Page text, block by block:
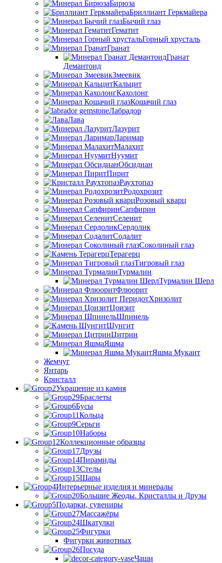
Бирюза
Бриллиант Геркмайера
Бычий глаз
Гематит
Горный хрусталь
Гранат
Гранат
Демантоид
Змеевик
Кальцит
Кахолонг
Кошачий глаз
Лабрадор
Лава
Лазурит
Ларимар
Малахит
Нуумит
Обсидиан
Пирит
Раухтопаз
Родохрозит
Розовый кварц
Сапфирин
Селенит
Сердолик
Содалит
Соколиный глаз
Терагерц
Тигровый глаз
Турмалин
Турмалин Шерл
Флюорит
Хризолит
Цоизит
Шпинель
Шунгит
Цитрин
Яшма
Яшма Мукаит
Жемчуг
Янтарь
Кристалл
Украшение из камня
Браслеты
Бусы
Кольца
Серьги
Наборы
Коллекционные образцы
Друзы
Пирамиды
Стелы
Шары
Интерьерные изделия и минералы
Большие Жеоды. Кристаллы и Друзы
Подарки, сувениры
Массажёры
Шкатулки
Фигурки
Фигурки животных
Посуда
Чаши